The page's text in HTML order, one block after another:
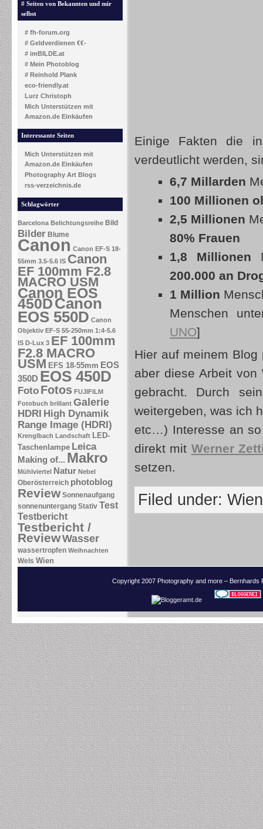
# Seiten von Bekannten und mir
selbst
# fh-forum.org
# Geldverdienen €€-
# imBILDE.at
# Mein Photoblog
# Reinhold Plank
eco-friendly.at
Lurz Christoph
Mich Unterstützen mit
Amazon.de Einkäufen
Interessante Seiten
Mich Unterstützen mit
Amazon.de Einkäufen
Photography Art Blogs
rss-verzeichnis.de
Schlagwörter
Barcelona Belichtungsreihe Bild
Bilder Blume
Canon Canon EF-S 18-
55mm 3.5-5.6 IS Canon
EF 100mm F2.8
MACRO USM
Canon EOS
450DCanon
EOS 550D Canon
Objektiv EF-S 55-250mm 1:4-5.6
IS D-Lux 3 EF 100mm
F2.8 MACRO
USM EFS 18-55mm EOS
350D EOS 450D
Foto Fotos FUJIFILM
Fotobuch brillant Galerie
HDRI High Dynamik
Range Image (HDRI)
Krenglbach Landschaft LED-
Taschenlampe Leica
Making of... Makro
Mühlviertel Natur Nebel
Oberösterreich photoblog
Review Sonnenaufgang
sonnenuntergang Stativ Test
Testbericht
Testbericht /
ReviewWasser
wassertropfen Weihnachten
Wels Wien
Einige Fakten die
verdeutlicht werden,
6,7 Millarden
100 Millionen
2,5 Millionen
80% Frauen
1,8 Millionen
200.000 an
1 Million
Menschen
UNO]
Hier auf meinem
aber diese Arbeit von
gebracht. Durch
weitergeben, was ich
etc…) Interesse an
direkt mit Werner
setzen.
Filed under: Wien
Copyright 2007 Photography and more –